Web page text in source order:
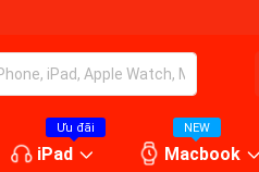
Ưu đãi
iPad
NEW
Macbook